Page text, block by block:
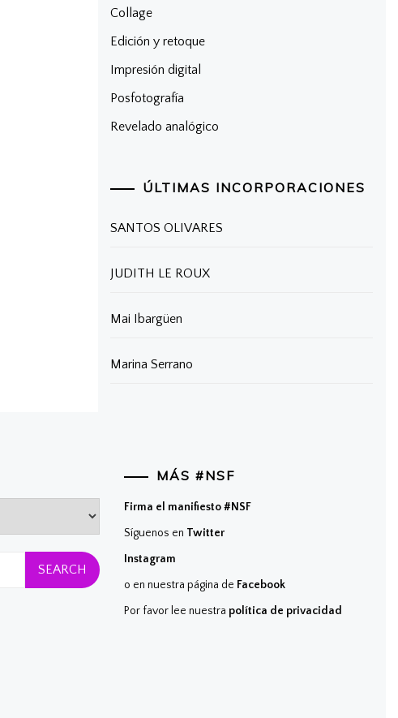
Collage
Edición y retoque
Impresión digital
Posfotografía
Revelado analógico
ÚLTIMAS INCORPORACIONES
SANTOS OLIVARES
JUDITH LE ROUX
Mai Ibargüen
Marina Serrano
MÁS #NSF
Firma el manifiesto #NSF
Síguenos en Twitter
Instagram
o en nuestra página de Facebook
Por favor lee nuestra política de privacidad